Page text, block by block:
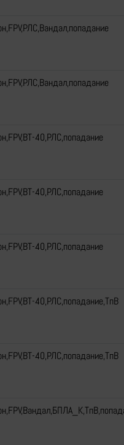
40,РЛС,попадание
40,РЛС,попадание
40,РЛС,попадание
40,РЛС,попадание,ТпВ
40,РЛС,попадание,ТпВ